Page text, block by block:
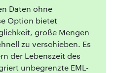
Daten ohne
Option bietet
große Mengen
zu verschieben. Es
der Lebenszeit des
unbegrenzte EML-